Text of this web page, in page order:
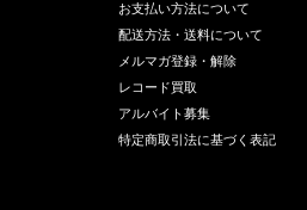
お支払い方法について
配送方法・送料について
メルマガ登録・解除
レコード買取
アルバイト募集
特定商取引法に基づく表記